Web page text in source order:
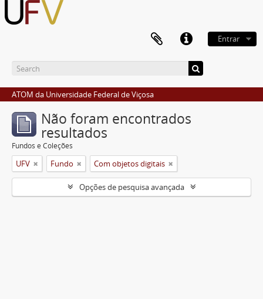
Entrar
ATOM da Universidade Federal de Viçosa
Não foram encontrados
resultados
Fundos e Coleções
UFV Fundo Com objetos digitais
Opções de pesquisa avançada